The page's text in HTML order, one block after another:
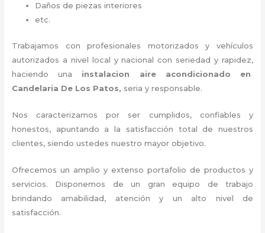
Daños de piezas interiores
etc.
Trabajamos con profesionales motorizados y vehículos
autorizados a nivel local y nacional con seriedad y rapidez,
haciendo una instalacion aire acondicionado en
Candelaria De Los Patos, seria y responsable.
Nos caracterizamos por ser cumplidos, confiables y
honestos, apuntando a la satisfacción total de nuestros
clientes, siendo ustedes nuestro mayor objetivo.
Ofrecemos un amplio y extenso portafolio de productos y
servicios. Disponemos de un gran equipo de trabajo
brindando amabilidad, atención y un alto nivel de
satisfacción.